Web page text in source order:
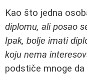
Kao što jedna
diplomu, ali posao
Ipak, bolje imati
koju nema
podstiče mnoge